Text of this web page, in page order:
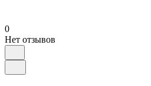
0
Нет отзывов